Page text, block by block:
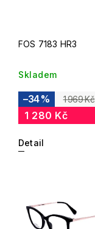
FOS 7183 HR3
Skladem
1 969 Kč
–34 %
1 280 Kč
Detail